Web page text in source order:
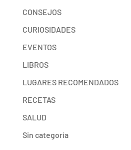
CONSEJOS
CURIOSIDADES
EVENTOS
LIBROS
LUGARES RECOMENDADOS
RECETAS
SALUD
Sin categoría